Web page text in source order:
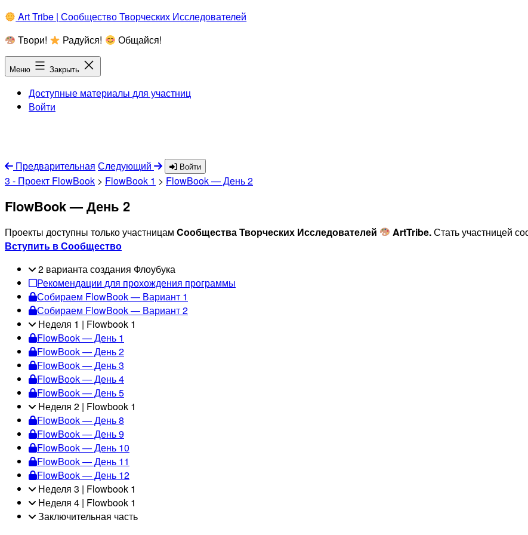
Перейти
содержимому
Art Tribe | Сообщество Творческих Исследователей
Твори!
Радуйся! Общайся!
Меню Закрыть
Доступные материалы для участниц
Войти
Предварительная Следующий Войти
3 - Проект FlowBook > FlowBook 1 > FlowBook — День 2
FlowBook — День 2
Проекты доступны только участницам Cообщества Творческих Исследователей ArtTribe.Стать участницей
Вступить в Сообщество
2 варианта создания Флоубука
Рекомендации для прохождения программы
Собираем FlowBook — Вариант 1
Собираем FlowBook — Вариант 2
Неделя 1 | Flowbook 1
FlowBook — День 1
FlowBook — День 2
FlowBook — День 3
FlowBook — День 4
FlowBook — День 5
Неделя 2 | Flowbook 1
FlowBook — День 8
FlowBook — День 9
FlowBook — День 10
FlowBook — День 11
FlowBook — День 12
Неделя 3 | Flowbook 1
Неделя 4 | Flowbook 1
Заключительная часть